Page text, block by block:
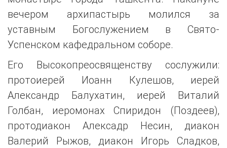
вечером архипастырь молился за
уставным Богослужением в Свято-
Успенском кафедральном соборе.
Его Высокопреосвященству сослужили:
протоиерей Иоанн Кулешов, иерей
Александр Балухатин, иерей Виталий
Голбан, иеромонах Спиридон (Поздеев),
протодиакон Алексадр Несин, диакон
Валерий Рыжов, диакон Игорь Сладков,